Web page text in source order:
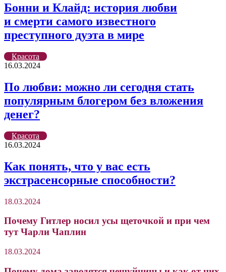
Бонни и Клайд: история любви
и смерти самого известного
преступного дуэта в мире
Красота
16.03.2024
По любви: можно ли сегодня стать
популярным блогером без вложения
денег?
Красота
16.03.2024
Как понять, что у вас есть
экстрасенсорные способности?
18.03.2024
Почему Гитлер носил усы щеточкой и при чем
тут Чарли Чаплин
18.03.2024